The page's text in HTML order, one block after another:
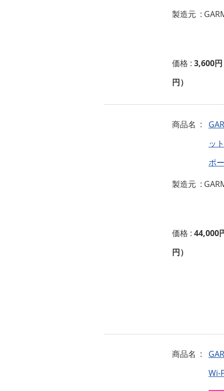
製造元 :
価格 : 3,600
円）
商品名 :
ッ
ポ
製造元 :
価格 : 44,000
円）
商品名 :
Wi-